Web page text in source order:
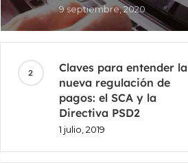
9 septiembre, 2020
Claves para entender la
nueva regulación de
pagos: el SCA y la
Directiva PSD2
1 julio, 2019